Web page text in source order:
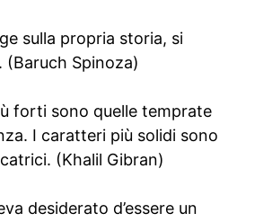
sulla propria storia, si
(Baruch Spinoza)
forti sono quelle temprate
I caratteri più solidi sono
(Khalil Gibran)
desiderato d’essere un